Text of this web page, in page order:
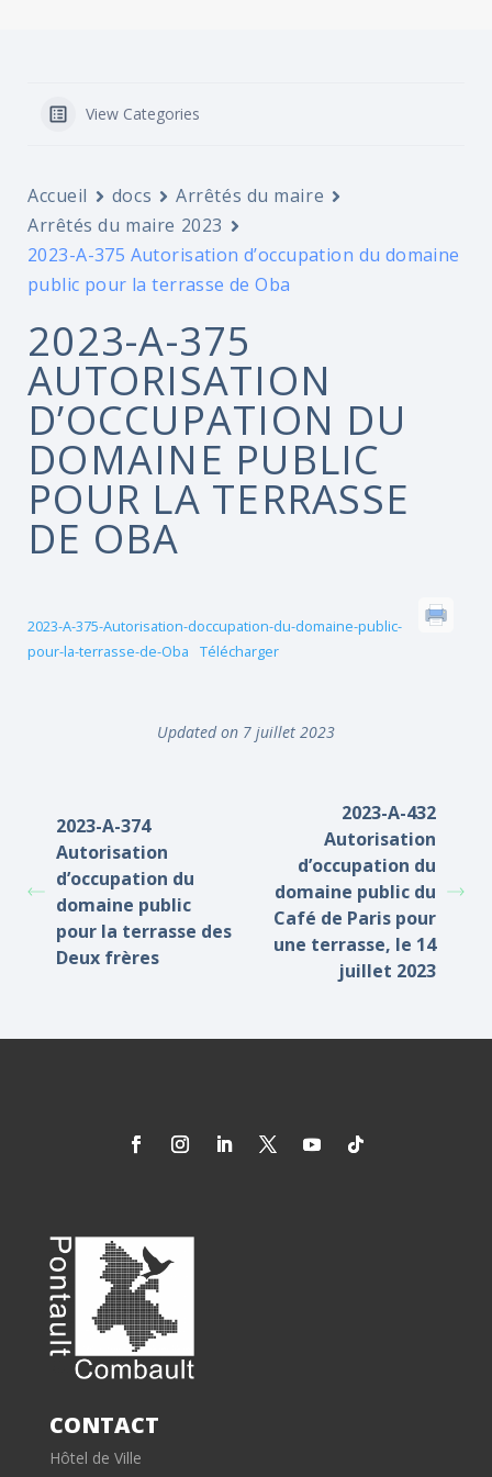
View Categories
Accueil docs
Arrêtés du maire
Arrêtés du maire 2023
2023-A-375 Autorisation d’occupation du domaine
public pour la terrasse de Oba
2023-A-375
AUTORISATION
D’OCCUPATION DU
DOMAINE PUBLIC
POUR LA TERRASSE
DE OBA
2023-A-375-Autorisation-doccupation-du-domaine-public-
pour-la-terrasse-de-Oba
Télécharger
Updated on 7 juillet 2023
2023-A-374
Autorisation
d’occupation du
domaine public
pour la terrasse des
Deux frères
2023-A-432
Autorisation
d’occupation du
domaine public du
Café de Paris pour
une terrasse, le 14
juillet 2023
CONTACT
Hôtel de Ville